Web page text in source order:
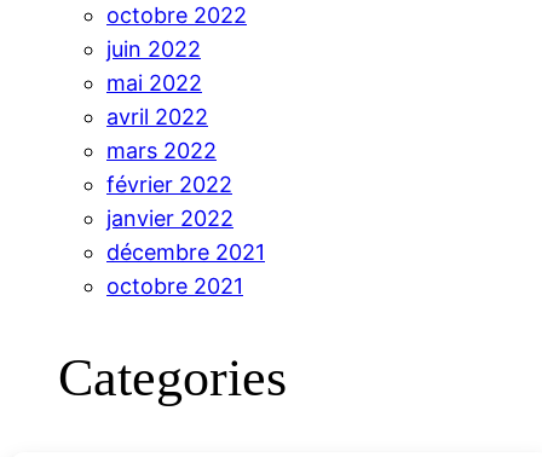
octobre 2022
juin 2022
mai 2022
avril 2022
mars 2022
février 2022
janvier 2022
décembre 2021
octobre 2021
Categories